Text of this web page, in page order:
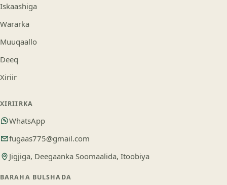
Iskaashiga
Wararka
Muuqaallo
Deeq
Xiriir
XIRIIRKA
WhatsApp
fugaas775@gmail.com
Jigjiga, Deegaanka Soomaalida, Itoobiya
BARAHA BULSHADA